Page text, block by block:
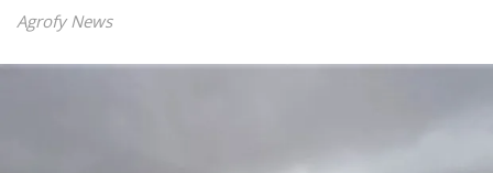
Agrofy News